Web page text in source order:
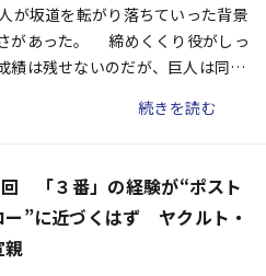
が坂道を転がり落ちていった背景
があった。 締めくくり役がしっ
績は残せないのだが、巨人は同じ
続きを読む
「３番」の経験が“ポスト
ー”に近づくはず ヤクルト・
親